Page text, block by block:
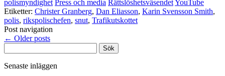
polismyndighet Press och media RättslöshetsväsendetYouTube
Etiketter: Christer Granberg, Dan Eliasson, Karin Svensson Smith,
polis, rikspolischefen, snut, Trafikutskottet
Post navigation
← Older posts
efter:
Senaste inläggen